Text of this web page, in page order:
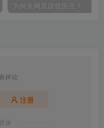
为何全网原谅曾医生？
评论
注册
录